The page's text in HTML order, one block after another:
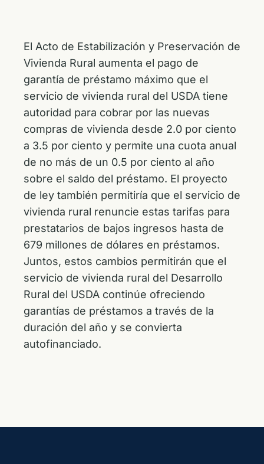
El Acto de Estabilización y Preservación de
Vivienda Rural aumenta el pago de
garantía de préstamo máximo que el
servicio de vivienda rural del USDA tiene
autoridad para cobrar por las nuevas
compras de vivienda desde 2.0 por ciento
a 3.5 por ciento y permite una cuota anual
de no más de un 0.5 por ciento al año
sobre el saldo del préstamo. El proyecto
de ley también permitiría que el servicio de
vivienda rural renuncie estas tarifas para
prestatarios de bajos ingresos hasta de
679 millones de dólares en préstamos.
Juntos, estos cambios permitirán que el
servicio de vivienda rural del Desarrollo
Rural del USDA continúe ofreciendo
garantías de préstamos a través de la
duración del año y se convierta
autofinanciado.